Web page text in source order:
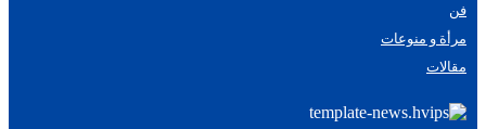
فن
مرأة و منوعات
مقالات